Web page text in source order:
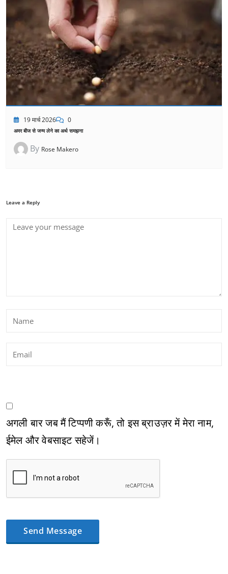
19 मार्च 2026 0
अमर बीज से जन्म लेने का अर्थ समझना
By Rose Makero
Leave a Reply
अगली बार जब मैं टिप्पणी करूँ, तो इस ब्राउज़र में मेरा नाम,
ईमेल और वेबसाइट सहेजें।